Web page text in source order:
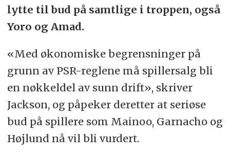
lytte til bud på samtlige i troppen, også
Yoro og Amad.
«Med økonomiske begrensninger på
grunn av PSR-reglene må spillersalg bli
en nøkkeldel av sunn drift», skriver
Jackson, og påpeker deretter at seriøse
bud på spillere som Mainoo, Garnacho og
Højlund nå vil bli vurdert.